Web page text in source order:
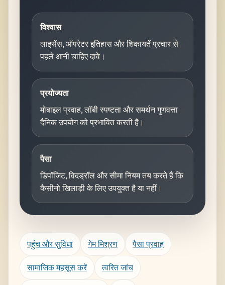
विश्वास
लाइसेंस, ऑपरेटर इतिहास और शिकायतें प्रचार से
पहले आनी चाहिए दावे।
प्रयोज्यता
मोबाइल प्रवाह, लॉबी स्पष्टता और समर्थन गुणवत्ता
दैनिक उपयोग को प्रभावित करती है।
पैसा
डिपॉजिट, विदड्रॉल और सीमा नियम तय करते हैं कि
कैसीनो खिलाड़ी के लिए उपयुक्त है या नहीं।
पहुंच और सुविधा गेम मिश्रण पैसा प्रवाह
सामाजिक महसूस करें त्वरित जांच